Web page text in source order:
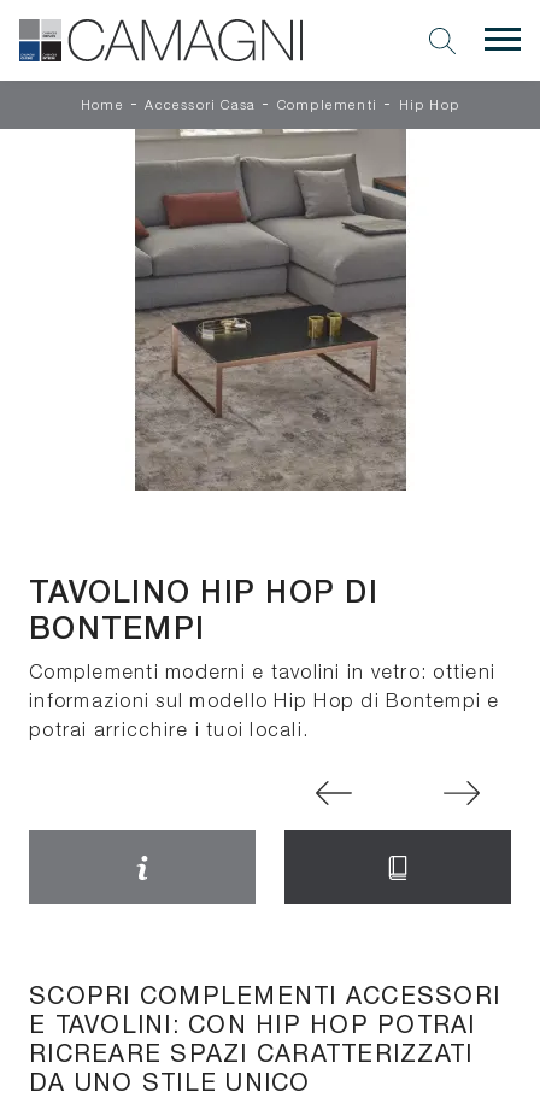
Home -Accessori Casa - Complementi - Hip Hop
SCOPRI COMPLEMENTI ACCESSORI
E TAVOLINI: CON HIP HOP POTRAI
RICREARE SPAZI CARATTERIZZATI
DA UNO STILE UNICO
TAVOLINO HIP HOP DI
BONTEMPI
Complementi moderni e tavolini in vetro: ottieni
informazioni sul modello Hip Hop di Bontempi e
potrai arricchire i tuoi locali.